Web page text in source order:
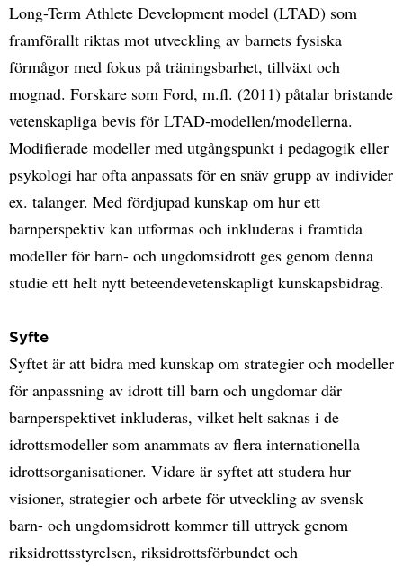
Long-Term Athlete Development model (LTAD) som
framförallt riktas mot utveckling av barnets fysiska
förmågor med fokus på träningsbarhet, tillväxt och
mognad. Forskare som Ford, m.fl. (2011) påtalar bristande
vetenskapliga bevis för LTAD-modellen/modellerna.
Modifierade modeller med utgångspunkt i pedagogik eller
psykologi har ofta anpassats för en snäv grupp av individer
ex. talanger. Med fördjupad kunskap om hur ett
barnperspektiv kan utformas och inkluderas i framtida
modeller för barn- och ungdomsidrott ges genom denna
studie ett helt nytt beteendevetenskapligt kunskapsbidrag.
Syfte
Syftet är att bidra med kunskap om strategier och modeller
för anpassning av idrott till barn och ungdomar där
barnperspektivet inkluderas, vilket helt saknas i de
idrottsmodeller som anammats av flera internationella
idrottsorganisationer. Vidare är syftet att studera hur
visioner, strategier och arbete för utveckling av svensk
barn- och ungdomsidrott kommer till uttryck genom
riksidrottsstyrelsen, riksidrottsförbundet och